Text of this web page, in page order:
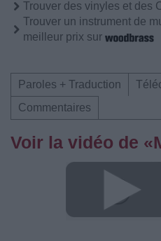
Trouver des vinyles et des
Trouver un instrument de
meilleur prix sur
Paroles + Traduction
Commentaires
Voir la vidéo de